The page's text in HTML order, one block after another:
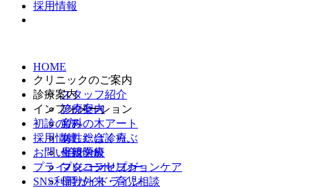
採用情報
HOME
クリニックのご案内
スタッフ紹介
アクセス
診療案内
診療案内
産科
女性総合診療
生殖医療
プレコンセプションケア
インフォメーション
もみの木アート
あしたばくらぶ
母親学級
マタニティヨガ
母乳外来・育児相談
初診の方
採用情報
お問い合わせ
プライバシーポリシー
SNS利用ガイドライン